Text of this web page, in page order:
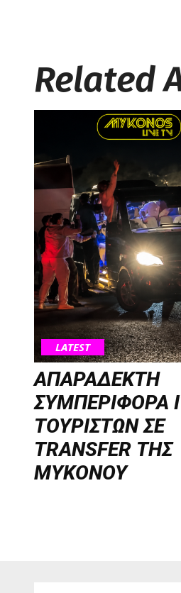
Related
LATEST
ΑΠΑΡΑΔΕΚΤΗ
ΣΥΜΠΕΡΙΦΟΡΑ
ΤΟΥΡΙΣΤΩΝ ΣΕ
TRANSFER ΤΗΣ
ΜΥΚΟΝΟΥ